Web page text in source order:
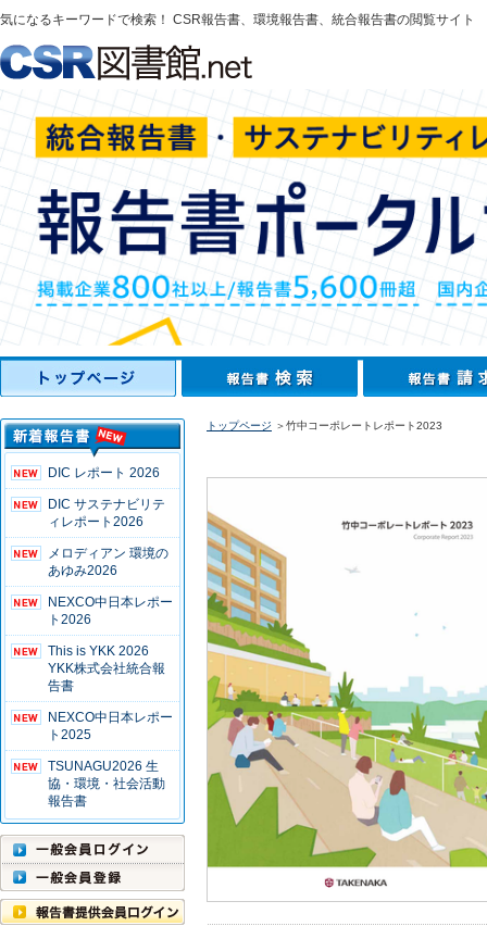
気になるキーワードで検索！ CSR報告書、環境報告書、統合報告書の閲覧サイト
DIC レポート 2026
DIC サステナビリテ
ィレポート2026
メロディアン 環境の
あゆみ2026
NEXCO中日本レポー
ト2026
This is YKK 2026
YKK株式会社統合報
告書
NEXCO中日本レポー
ト2025
TSUNAGU2026 生
協・環境・社会活動
報告書
トップページ ＞竹中コーポレートレポート2023